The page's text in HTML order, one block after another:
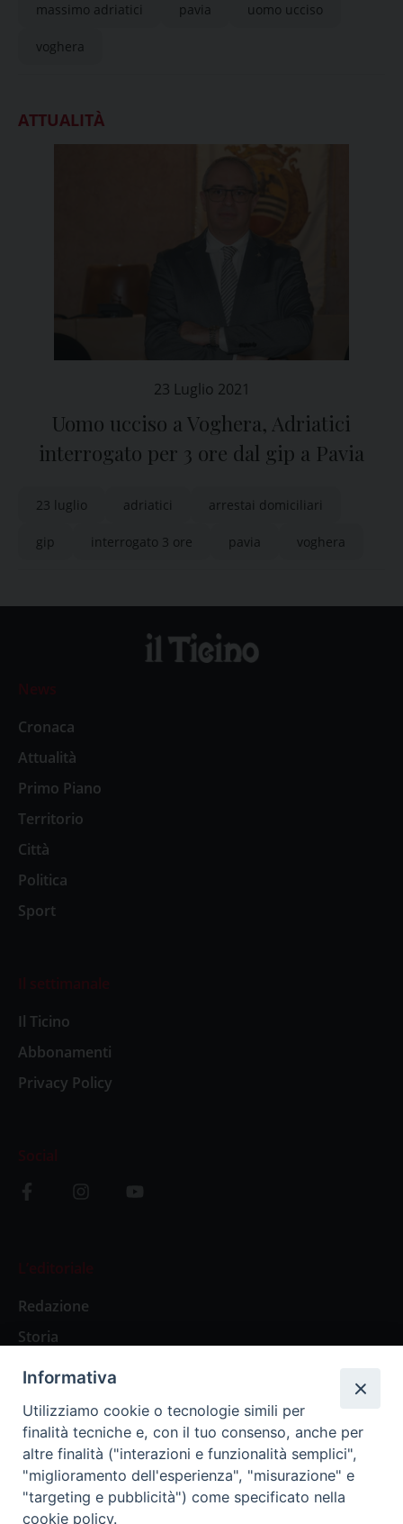
massimo adriatici pavia uomo ucciso
voghera
ATTUALITÀ
23 Luglio 2021
Uomo ucciso a Voghera, Adriatici
interrogato per 3 ore dal gip a Pavia
23 luglio adriatici arrestai domiciliari
gip interrogato 3 ore pavia voghera
News
Cronaca
Attualità
Primo Piano
Territorio
Città
Politica
Sport
Il settimanale
Il Ticino
Abbonamenti
Privacy Policy
Social
L’editoriale
Redazione
Storia
Abbonamenti
Abbonamento Annuale Digitale
Abbonamento Annuale Cartaceo
Abbonamento Singola Copia Digitale
Informativa
Utilizziamo cookie o tecnologie simili per
finalità tecniche e, con il tuo consenso, anche per
altre finalità ("interazioni e funzionalità semplici",
"miglioramento dell'esperienza", "misurazione" e
"targeting e pubblicità") come specificato nella
cookie policy.